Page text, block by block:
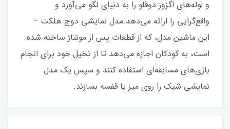
و لوله‌های اگزوز دوقلو را به دنیای لگو می‌آورد و
واقع‌گرایی را ارائه می‌دهد.مدل نمایشی دوج هلکت –
این ماشین مدل، که از قطعات پس از مونتاژ ساخته شده
است، به کودکان اجازه می‌دهد تا از تخیل خود برای انجام
بازی‌های مسابقه‌ای استفاده کنند و سپس یک مدل
نمایشی شیک را روی میز یا قفسه بسازند.